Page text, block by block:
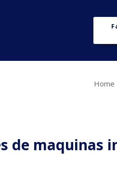
Home
de maquinas